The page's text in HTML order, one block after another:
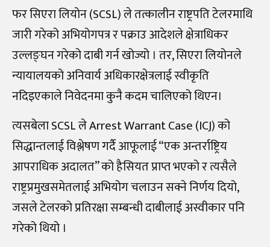
फर सिएरा लियोन (SCSL) ले तत्कालीन राष्ट्रपति टेलरमाथि
जारी गरेको अभियोगपत्र र पक्राउ आदेशले क्षेत्राधिकर
उल्लङ्घन गरेको दाबी गर्न खोज्यो । तर, सिएरा लियोनले
न्यायालयको अनिवार्य अधिकारक्षेत्रलाई स्वीकृति
नदिइएकाले निवेदनमा कुनै कदम चालिएको थिएन।
त्यसबेला SCSL ले Arrest Warrant Case (ICJ) को
सिद्धान्तलाई विश्लेषण गर्दै आफूलाई “एक अन्तर्राष्ट्रिय
आपराधिक अदालत” को हैसियत प्राप्त भएको र त्यसैले
राष्ट्रप्रमुखसमेतलाई अभियोग चलाउन सक्ने निर्णय दियो,
जसले टेलरको प्रतिरक्षा सम्बन्धी दाबीलाई अस्वीकार पनि
गरेको थियो ।